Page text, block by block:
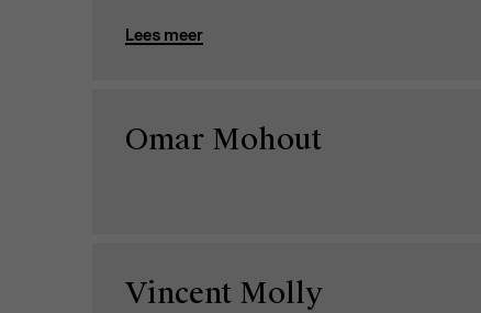
Lees meer
Omar Mohout
Vincent Molly